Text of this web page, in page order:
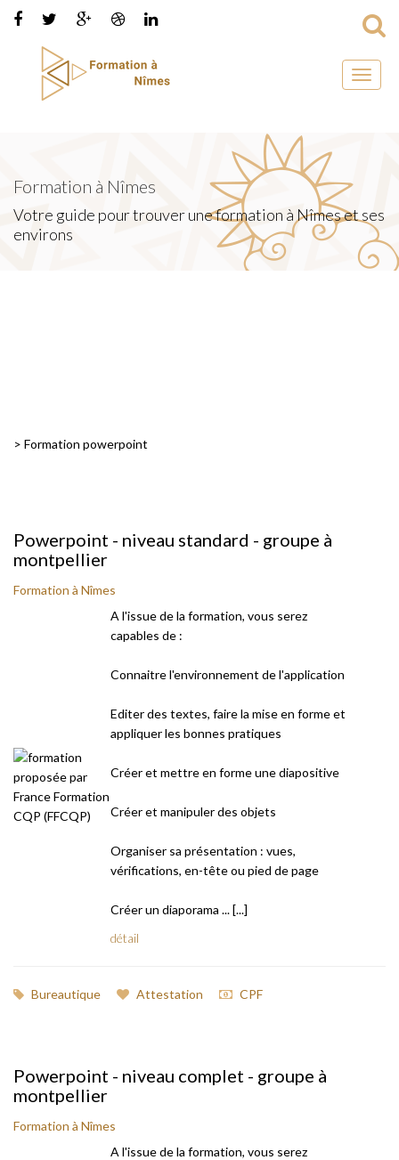
Toggle
Formation à Nîmes
Votre guide pour trouver une formation à Nîmes et ses
environs
> Formation powerpoint
Powerpoint - niveau standard - groupe à
montpellier
Formation à Nîmes
A l'issue de la formation, vous serez
capables de :
Connaitre l'environnement de l'application
Editer des textes, faire la mise en forme et
appliquer les bonnes pratiques
Créer et mettre en forme une diapositive
Créer et manipuler des objets
Organiser sa présentation : vues,
vérifications, en-tête ou pied de page
Créer un diaporama ... [...]
détail
Bureautique Attestation CPF
Powerpoint - niveau complet - groupe à
montpellier
Formation à Nîmes
A l'issue de la formation, vous serez